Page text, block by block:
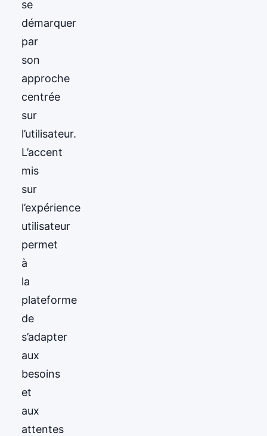
se
démarquer
par
son
approche
centrée
sur
l’utilisateur.
L’accent
mis
sur
l’expérience
utilisateur
permet
à
la
plateforme
de
s’adapter
aux
besoins
et
aux
attentes